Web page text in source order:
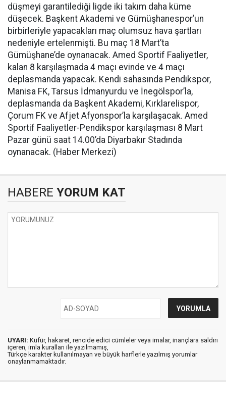
düşmeyi garantilediği ligde iki takım daha küme
düşecek. Başkent Akademi ve Gümüşhanespor’un
birbirleriyle yapacakları maç olumsuz hava şartları
nedeniyle ertelenmişti. Bu maç 18 Mart’ta
Gümüşhane’de oynanacak. Amed Sportif Faaliyetler,
kalan 8 karşılaşmada 4 maçı evinde ve 4 maçı
deplasmanda yapacak. Kendi sahasında Pendikspor,
Manisa FK, Tarsus İdmanyurdu ve İnegölspor’la,
deplasmanda da Başkent Akademi, Kırklarelispor,
Çorum FK ve Afjet Afyonspor’la karşılaşacak. Amed
Sportif Faaliyetler-Pendikspor karşılaşması 8 Mart
Pazar günü saat 14.00’da Diyarbakır Stadında
oynanacak. (Haber Merkezi)
HABERE YORUM KAT
UYARI: Küfür, hakaret, rencide edici cümleler veya imalar, inançlara saldırı
içeren, imla kuralları ile yazılmamış,
Türkçe karakter kullanılmayan ve büyük harflerle yazılmış yorumlar
onaylanmamaktadır.